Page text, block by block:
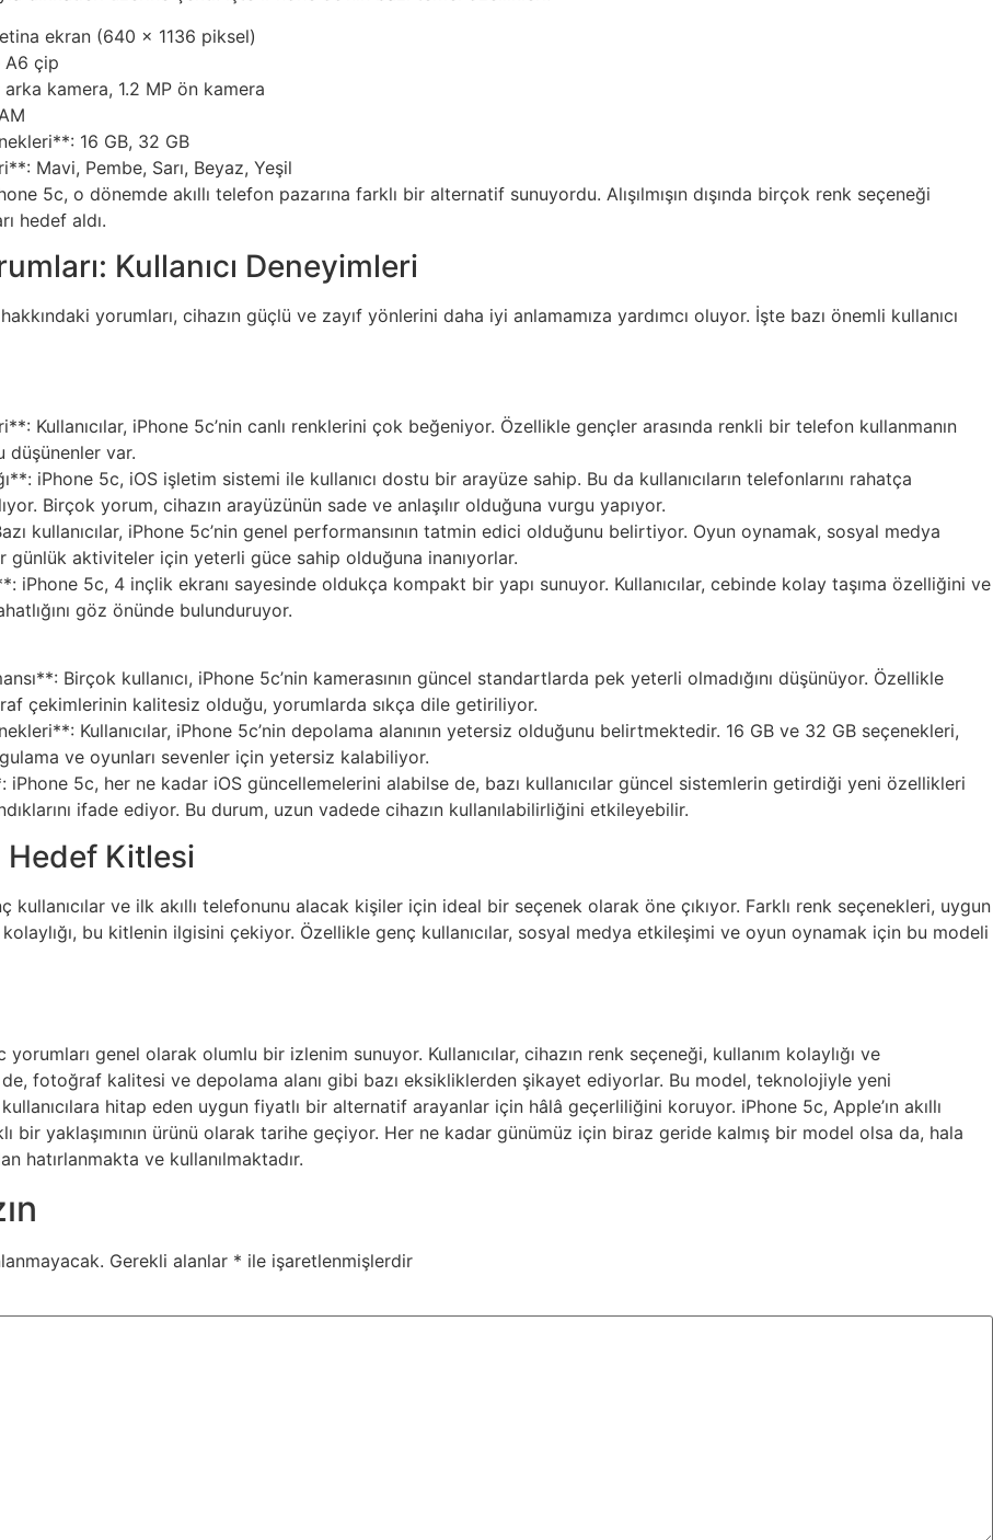
ekran (640 x 1136 piksel)
A6 çip
kamera, 1.2 MP ön kamera
16 GB, 32 GB
Mavi, Pembe, Sarı, Beyaz, Yeşil
5c, o dönemde akıllı telefon pazarına farklı bir alternatif sunuyordu. Alışılmışın dışında birçok renk seçeneği
hedef aldı.
Kullanıcı Deneyimleri
hakkındaki yorumları, cihazın güçlü ve zayıf yönlerini daha iyi anlamamıza yardımcı oluyor. İşte bazı önemli kullanıcı
Kullanıcılar, iPhone 5c’nin canlı renklerini çok beğeniyor. Özellikle gençler arasında renkli bir telefon kullanmanın
düşünenler var.
iPhone 5c, iOS işletim sistemi ile kullanıcı dostu bir arayüze sahip. Bu da kullanıcıların telefonlarını rahatça
Birçok yorum, cihazın arayüzünün sade ve anlaşılır olduğuna vurgu yapıyor.
kullanıcılar, iPhone 5c’nin genel performansının tatmin edici olduğunu belirtiyor. Oyun oynamak, sosyal medya
günlük aktiviteler için yeterli güce sahip olduğuna inanıyorlar.
iPhone 5c, 4 inçlik ekranı sayesinde oldukça kompakt bir yapı sunuyor. Kullanıcılar, cebinde kolay taşıma özelliğini ve
göz önünde bulunduruyor.
Birçok kullanıcı, iPhone 5c’nin kamerasının güncel standartlarda pek yeterli olmadığını düşünüyor. Özellikle
çekimlerinin kalitesiz olduğu, yorumlarda sıkça dile getiriliyor.
Kullanıcılar, iPhone 5c’nin depolama alanının yetersiz olduğunu belirtmektedir. 16 GB ve 32 GB seçenekleri,
ve oyunları sevenler için yetersiz kalabiliyor.
iPhone 5c, her ne kadar iOS güncellemelerini alabilse de, bazı kullanıcılar güncel sistemlerin getirdiği yeni özellikleri
ifade ediyor. Bu durum, uzun vadede cihazın kullanılabilirliğini etkileyebilir.
Hedef Kitlesi
kullanıcılar ve ilk akıllı telefonunu alacak kişiler için ideal bir seçenek olarak öne çıkıyor. Farklı renk seçenekleri, uygun
kolaylığı, bu kitlenin ilgisini çekiyor. Özellikle genç kullanıcılar, sosyal medya etkileşimi ve oyun oynamak için bu modeli
genel olarak olumlu bir izlenim sunuyor. Kullanıcılar, cihazın renk seçeneği, kullanım kolaylığı ve
de, fotoğraf kalitesi ve depolama alanı gibi bazı eksikliklerden şikayet ediyorlar. Bu model, teknolojiyle yeni
hitap eden uygun fiyatlı bir alternatif arayanlar için hâlâ geçerliliğini koruyor. iPhone 5c, Apple’ın akıllı
bir yaklaşımının ürünü olarak tarihe geçiyor. Her ne kadar günümüz için biraz geride kalmış bir model olsa da, hala
hatırlanmakta ve kullanılmaktadır.
Gerekli alanlar * ile işaretlenmişlerdir